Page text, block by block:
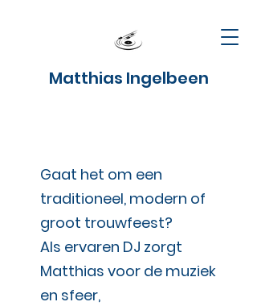
Matthias Ingelbeen
Gaat het om een
traditioneel, modern of
groot trouwfeest?
Als ervaren DJ zorgt
Matthias voor de muziek
en sfeer,